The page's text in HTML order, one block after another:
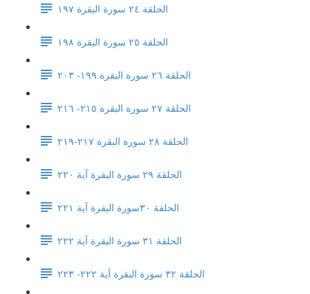
الحلقة ٢٤ سورة البقرة ١٩٧
الحلقة ٢٥ سورة البقرة ١٩٨
الحلقة ٢٦ سورة البقرة ١٩٩- ٢٠٣
الحلقة ٢٧ سورة البقرة ٢١٥- ٢١٦
الحلقة ٢٨ سورة البقرة ٢١٧-٢١٩
الحلقة ٢٩ سورة البقرة آية ٢٢٠
الحلقة ٣٠سورة البقرة آية ٢٢١
الحلقة ٣١ سورة البقرة آية ٢٢٢
الحلقة ٣٢ سورة البقرة آية ٢٢٢- ٢٢٣